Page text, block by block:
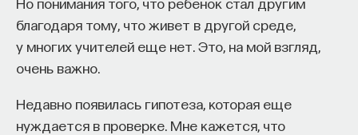
благодаря тому, что живет в другой среде,
у многих учителей еще нет. Это, на мой взгляд,
очень важно.
Недавно появилась гипотеза, которая еще
нуждается в проверке. Мне кажется, что